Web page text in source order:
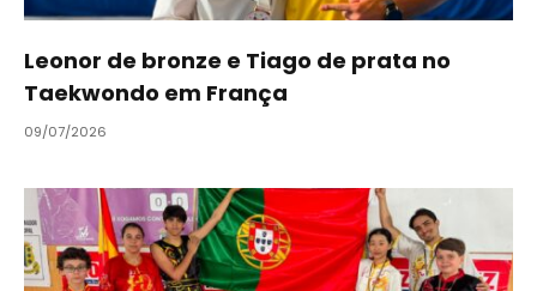
Leonor de bronze e Tiago de prata no
Taekwondo em França
09/07/2026